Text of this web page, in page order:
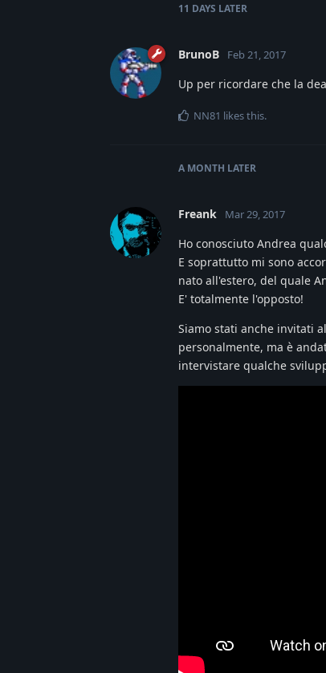
11 DAYS LATER
BrunoB Feb 21, 2017
Up per ricordare che la
NN81 likes this.
A MONTH LATER
Freank Mar 29, 2017
Ho conosciuto Andrea
E soprattutto mi sono
nato all'estero, del quale
E' totalmente l'opposto!
Siamo stati anche invitati
personalmente, ma è
intervistare qualche